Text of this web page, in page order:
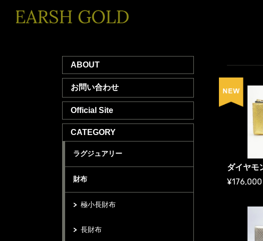
ABOUT
お問い合わせ
Official Site
CATEGORY
ラグジュアリー
財布
極小長財布
長財布
¥176,000